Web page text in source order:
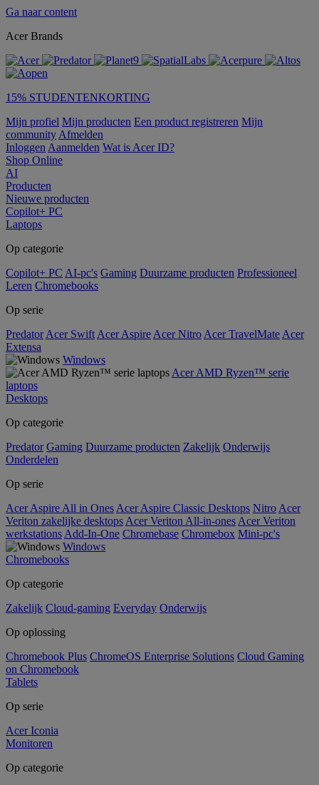
Ga naar content
Acer Brands
15% STUDENTENKORTING
Mijn profiel Mijn producten Een product registreren Mijn
community Afmelden
Inloggen Aanmelden Wat is Acer ID?
Shop Online
AI
Producten
Nieuwe producten
Copilot+ PC
Laptops
Op categorie
Copilot+ PC AI-pc's Gaming Duurzame producten Professioneel
Leren Chromebooks
Op serie
Predator Acer Swift Acer Aspire Acer Nitro Acer TravelMate Acer
Extensa
Windows
Acer AMD Ryzen™ serie
laptops
Desktops
Op categorie
Predator Gaming Duurzame producten Zakelijk Onderwijs
Onderdelen
Op serie
Acer Aspire All in Ones Acer Aspire Classic Desktops Nitro Acer
Veriton zakelijke desktops Acer Veriton All-in-ones Acer Veriton
werkstations Add-In-One Chromebase Chromebox Mini-pc's
Windows
Chromebooks
Op categorie
Zakelijk Cloud-gaming Everyday Onderwijs
Op oplossing
Chromebook Plus ChromeOS Enterprise Solutions Cloud Gaming
on Chromebook
Tablets
Op serie
Acer Iconia
Monitoren
Op categorie